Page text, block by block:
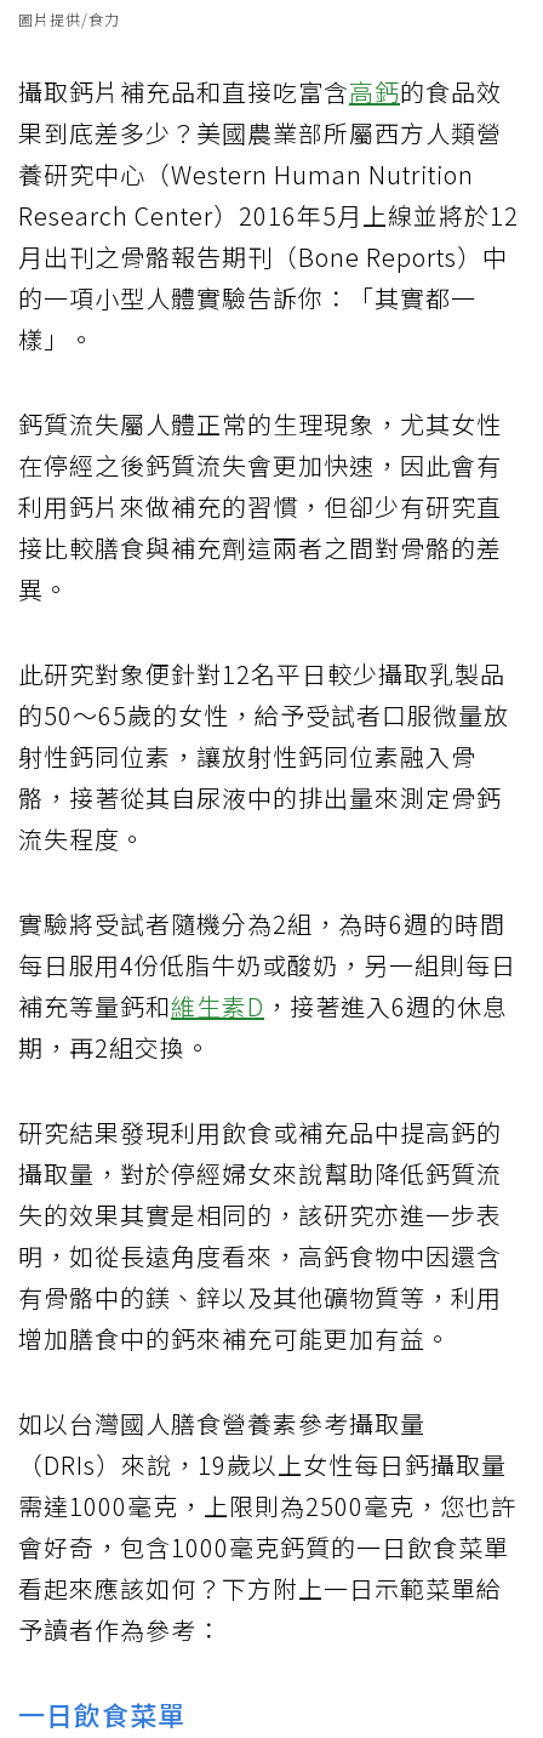
圖片提供/食力
攝取鈣片補充品和直接吃富含高鈣的食品效
果到底差多少？美國農業部所屬西方人類營
養研究中心（Western Human Nutrition
Research Center）2016年5月上線並將於12
月出刊之骨骼報告期刊（Bone Reports）中
的一項小型人體實驗告訴你：「其實都一
樣」。
鈣質流失屬人體正常的生理現象，尤其女性
在停經之後鈣質流失會更加快速，因此會有
利用鈣片來做補充的習慣，但卻少有研究直
接比較膳食與補充劑這兩者之間對骨骼的差
異。
此研究對象便針對12名平日較少攝取乳製品
的50～65歲的女性，給予受試者口服微量放
射性鈣同位素，讓放射性鈣同位素融入骨
骼，接著從其自尿液中的排出量來測定骨鈣
流失程度。
實驗將受試者隨機分為2組，為時6週的時間
每日服用4份低脂牛奶或酸奶，另一組則每日
補充等量鈣和維生素D ，接著進入6週的休息
期，再2組交換。
研究結果發現利用飲食或補充品中提高鈣的
攝取量，對於停經婦女來說幫助降低鈣質流
失的效果其實是相同的，該研究亦進一步表
明，如從長遠角度看來，高鈣食物中因還含
有骨骼中的鎂、鋅以及其他礦物質等，利用
增加膳食中的鈣來補充可能更加有益。
如以台灣國人膳食營養素參考攝取量
（DRIs）來說，19歲以上女性每日鈣攝取量
需達1000毫克，上限則為2500毫克，您也許
會好奇，包含1000毫克鈣質的一日飲食菜單
看起來應該如何？下方附上一日示範菜單給
予讀者作為參考：
一日飲食菜單